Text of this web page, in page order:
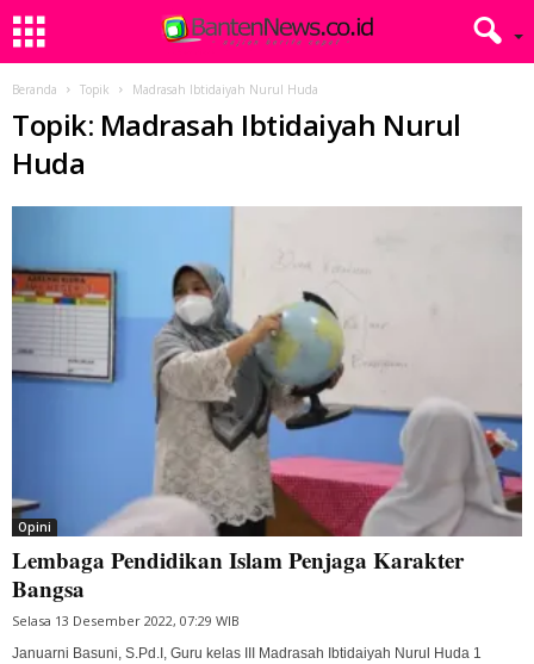
Beranda Topik Madrasah Ibtidaiyah Nurul Huda
Topik: Madrasah Ibtidaiyah Nurul
Huda
Opini
Lembaga Pendidikan Islam Penjaga Karakter
Bangsa
Selasa 13 Desember 2022, 07:29 WIB
Januarni Basuni, S.Pd.I, Guru kelas III Madrasah Ibtidaiyah Nurul Huda 1